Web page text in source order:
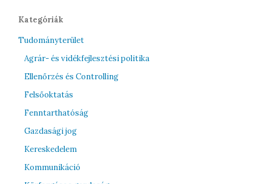
Kategóriák
Tudományterület
Agrár- és vidékfejlesztési politika
Ellenőrzés és Controlling
Felsőoktatás
Fenntarthatóság
Gazdasági jog
Kereskedelem
Kommunikáció